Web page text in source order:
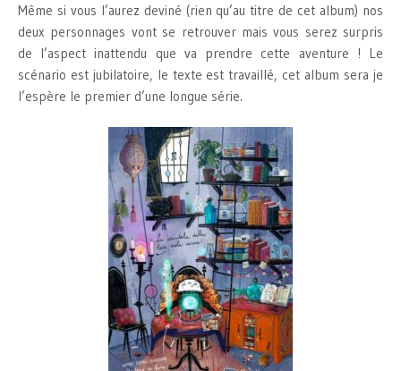
Même si vous l’aurez deviné (rien qu’au titre de cet album) nos
deux personnages vont se retrouver mais vous serez surpris
de l’aspect inattendu que va prendre cette aventure ! Le
scénario est jubilatoire, le texte est travaillé, cet album sera je
l’espère le premier d’une longue série.